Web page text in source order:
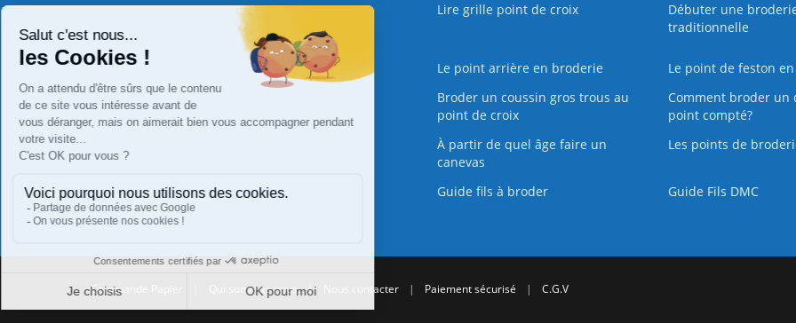
Lire grille point de croix
Débuter une
traditionnelle
Le point arrière en broderie
Le point de feston
Broder un coussin gros trous au
point de croix
Comment broder un
point compté?
À partir de quel âge faire un
canevas
Les points de
Guide fils à broder
Guide Fils DMC
Commande Papier Qui sommes nous | Nous contacter | Paiement sécurisé | C.G.V